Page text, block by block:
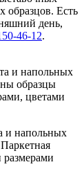
образцов. Есть
день,
46-12.
и напольных
образцы
цветами
и напольных
размерами